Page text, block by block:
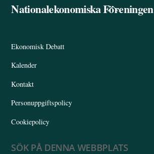
Back
Nationalekonomiska Föreningen
Ekonomisk Debatt
Kalender
Kontakt
Personuppgiftspolicy
Cookiepolicy
SÖK PÅ DENNA WEBBPLATS